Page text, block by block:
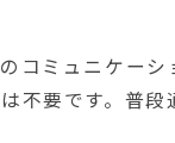
コミュニケーシ
不要です。普